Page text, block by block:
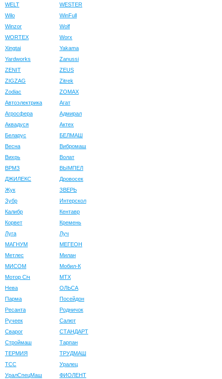
WELT
WESTER
Wilo
WinFull
Winzor
Wolf
WORTEX
Worx
Xingtai
Yakama
Yardworks
Zanussi
ZENIT
ZEUS
ZIGZAG
Zitrek
Zodiac
ZOMAX
Автоэлектрика
Агат
Агросфера
Адмирал
Аквадуся
Актех
Беларус
БЕЛМАШ
Весна
Вибромаш
Вихрь
Волат
ВРМЗ
ВЫМПЕЛ
ДЖИЛЕКС
Дровосек
Жук
ЗВЕРЬ
Зубр
Интерскол
Калибр
Кентавр
Корвет
Кремень
Луга
Луч
МАГНУМ
МЕГЕОН
Метлес
Милан
МИСОМ
Мобил-К
Мотор Сiч
МТХ
Нева
ОЛЬСА
Парма
Посейдон
Ресанта
Родничок
Ручеек
Салют
Сварог
СТАНДАРТ
Строймаш
Тарпан
ТЕРМИЯ
ТРУДМАШ
ТСС
Уралец
УралСпецМаш
ФИОЛЕНТ